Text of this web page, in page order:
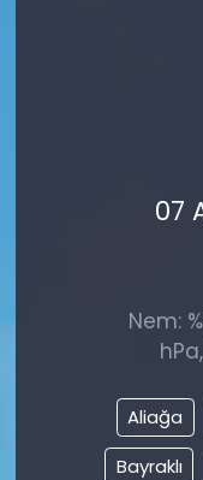
07
Nem:
Aliağa
Bayraklı